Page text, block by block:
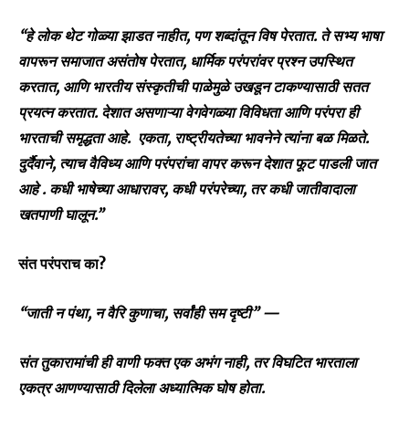
“हे लोक थेट गोळ्या झाडत नाहीत, पण शब्दांतून विष पेरतात. ते सभ्य भाषा
वापरून समाजात असंतोष पेरतात, धार्मिक परंपरांवर प्रश्न उपस्थित
करतात, आणि भारतीय संस्कृतीची पाळेमुळे उखडून टाकण्यासाठी सतत
प्रयत्न करतात. देशात असणाऱ्या वेगवेगळ्या विविधता आणि परंपरा ही
भारताची समृद्धता आहे. एकता, राष्ट्रीयतेच्या भावनेने त्यांना बळ मिळते.
दुर्दैवाने, त्याच वैविध्य आणि परंपरांचा वापर करून देशात फूट पाडली जात
आहे . कधी भाषेच्या आधारावर, कधी परंपरेच्या, तर कधी जातीवादाला
खतपाणी घालून.”
संत परंपराच का?
“जाती न पंथा, न वैरि कुणाचा, सर्वांही सम दृष्टी” —
संत तुकारामांची ही वाणी फक्त एक अभंग नाही, तर विघटित भारताला
एकत्र आणण्यासाठी दिलेला अध्यात्मिक घोष होता.